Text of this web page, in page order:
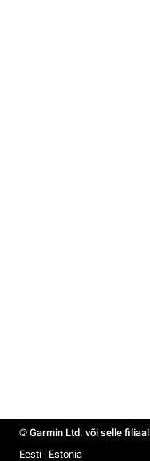
© Garmin Ltd. või selle
Eesti | Estonia